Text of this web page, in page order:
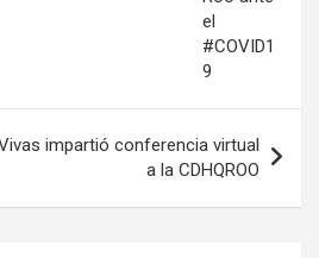
el
#COVID1
9
impartió conferencia virtual
a la CDHQROO